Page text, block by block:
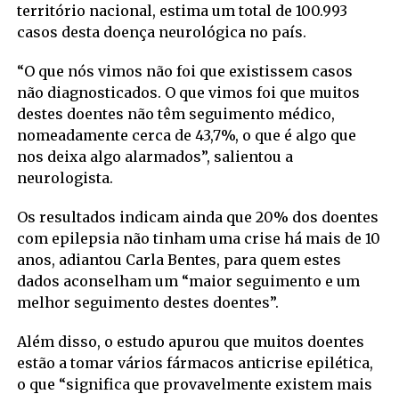
território nacional, estima um total de 100.993
casos desta doença neurológica no país.
“O que nós vimos não foi que existissem casos
não diagnosticados. O que vimos foi que muitos
destes doentes não têm seguimento médico,
nomeadamente cerca de 43,7%, o que é algo que
nos deixa algo alarmados”, salientou a
neurologista.
Os resultados indicam ainda que 20% dos doentes
com epilepsia não tinham uma crise há mais de 10
anos, adiantou Carla Bentes, para quem estes
dados aconselham um “maior seguimento e um
melhor seguimento destes doentes”.
Além disso, o estudo apurou que muitos doentes
estão a tomar vários fármacos anticrise epilética,
o que “significa que provavelmente existem mais